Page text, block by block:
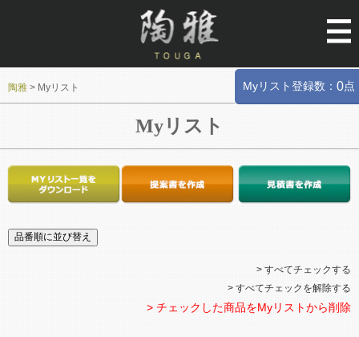
Myリスト登録数： 0点
陶雅 > Myリスト
Myリスト
> すべてチェックする
> すべてチェックを解除する
> チェックした商品をMyリストから削除